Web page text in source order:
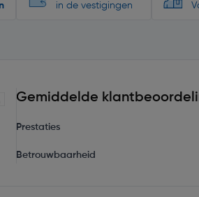
in de vestigingen
Gemiddelde
Prestaties
Betrouwbaarheid